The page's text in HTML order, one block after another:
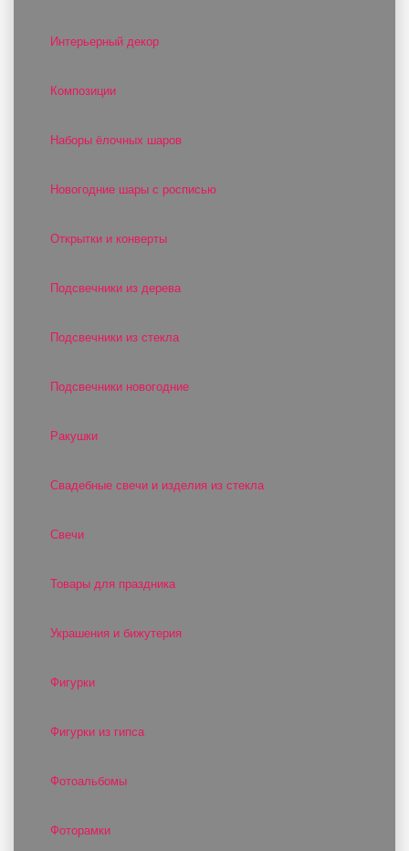
Интерьерный декор
Композиции
Наборы ёлочных шаров
Новогодние шары с росписью
Открытки и конверты
Подсвечники из дерева
Подсвечники из стекла
Подсвечники новогодние
Ракушки
Свадебные свечи и изделия из стекла
Свечи
Товары для праздника
Украшения и бижутерия
Фигурки
Фигурки из гипса
Фотоальбомы
Фоторамки